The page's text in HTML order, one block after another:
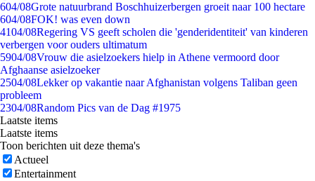
604/08Grote natuurbrand Boschhuizerbergen groeit naar 100 hectare
604/08FOK! was even down
4104/08Regering VS geeft scholen die 'genderidentiteit' van kinderen
verbergen voor ouders ultimatum
5904/08Vrouw die asielzoekers hielp in Athene vermoord door
Afghaanse asielzoeker
2504/08Lekker op vakantie naar Afghanistan volgens Taliban geen
probleem
2304/08Random Pics van de Dag #1975
Laatste items
Laatste items
Toon berichten uit deze thema's
Actueel
Entertainment